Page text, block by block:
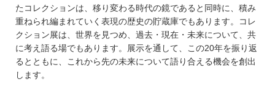
たコレクションは、移り変わる時代の鏡であると同時に、積み
重ねられ編まれていく表現の歴史の貯蔵庫でもあります。コレ
クション展は、世界を見つめ、過去・現在・未来について、共
に考え語る場でもあります。展示を通して、この20年を振り返
るとともに、これから先の未来について語り合える機会を創出
します。